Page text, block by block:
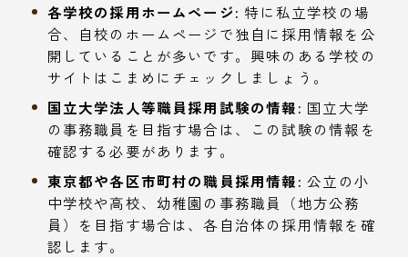
各学校の採用ホームページ: 特に私立学校の場
合、自校のホームページで独自に採用情報を公
開していることが多いです。興味のある学校の
サイトはこまめにチェックしましょう。
国立大学法人等職員採用試験の情報: 国立大学
の事務職員を目指す場合は、この試験の情報を
確認する必要があります。
東京都や各区市町村の職員採用情報: 公立の小
中学校や高校、幼稚園の事務職員（地方公務
員）を目指す場合は、各自治体の採用情報を確
認します。